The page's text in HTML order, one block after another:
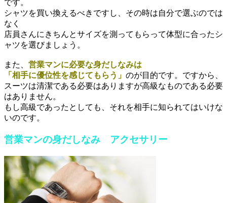
です。
シャツを買い換えるべきですし、その時は自分で選ぶのでは
なく
店員さんにきちんとサイズを測ってもらって体型に合ったシ
ャツを選びましょう。
また、 営業マンに必要な身だしなみは
「相手に優位性を感じてもらう」 のが目的です。ですから、
スーツは清潔である必要はありますが高級なものである必要
はありません。
もし高級であったとしても、それを相手に知られてはいけな
いのです。
営業マンの身だしなみ アクセサリー